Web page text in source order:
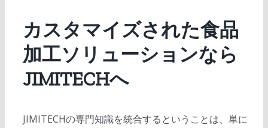
カスタマイズされた食品
加工ソリューションなら
JIMITECHへ
JIMITECHの専門知識を統合するということは、単に